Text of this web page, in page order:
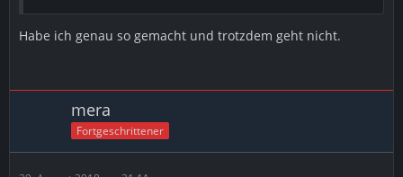
Habe ich genau so gemacht und trotzdem geht nicht.
mera
Fortgeschrittener